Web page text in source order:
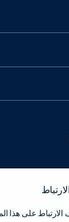
على هذا